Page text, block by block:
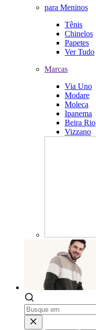
para Meninos
Tênis
Chinelos
Papetes
Ver Tudo
Marcas
Via Uno
Modare
Moleca
Ipanema
Beira Rio
Vizzano